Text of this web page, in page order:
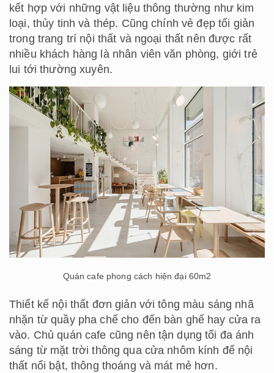
kết hợp với những vật liệu thông thường như kim
loại, thủy tinh và thép. Cũng chính vẻ đẹp tối giản
trong trang trí nội thất và ngoại thất nên được rất
nhiều khách hàng là nhân viên văn phòng, giới trẻ
lui tới thường xuyên.
Quán cafe phong cách hiện đại 60m2
Thiết kế nội thất đơn giản với tông màu sáng nhã
nhặn từ quầy pha chế cho đến bàn ghế hay cửa ra
vào. Chủ quán cafe cũng nên tận dụng tối đa ánh
sáng từ mặt trời thông qua cửa nhôm kính để nội
thất nổi bật, thông thoáng và mát mẻ hơn.